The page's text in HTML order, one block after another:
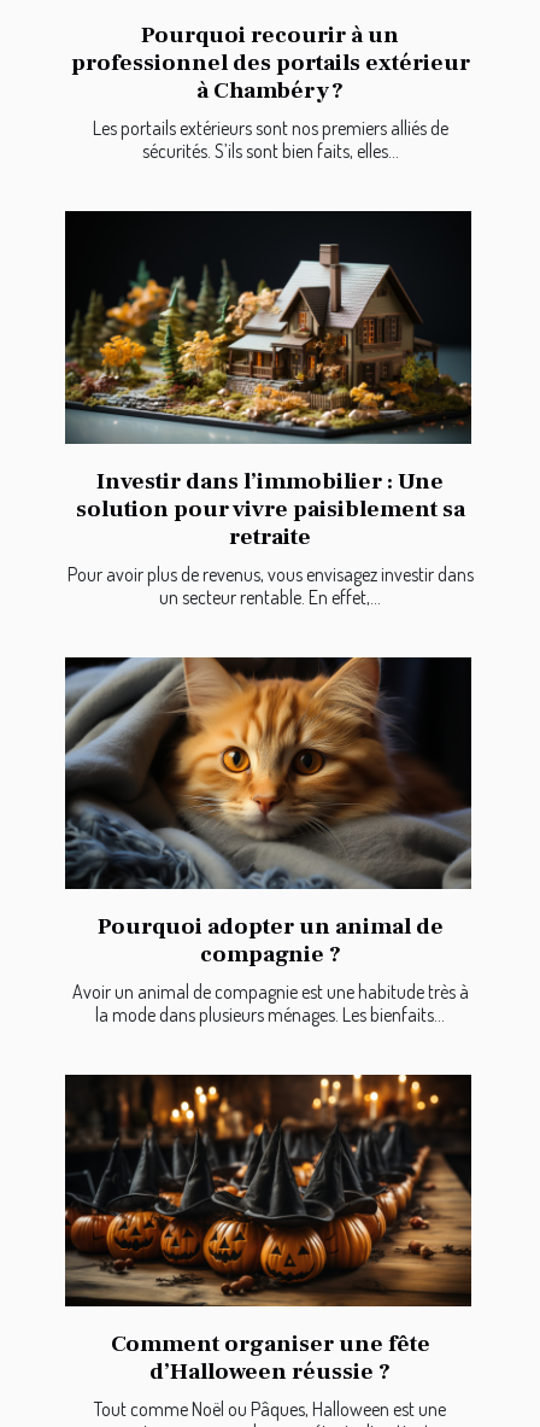
Pourquoi recourir à un
professionnel des portails extérieur
à Chambéry ?
Les portails extérieurs sont nos premiers alliés de
sécurités. S’ils sont bien faits, elles...
Investir dans l’immobilier : Une
solution pour vivre paisiblement sa
retraite
Pour avoir plus de revenus, vous envisagez investir dans
un secteur rentable. En effet,...
Pourquoi adopter un animal de
compagnie ?
Avoir un animal de compagnie est une habitude très à
la mode dans plusieurs ménages. Les bienfaits...
Comment organiser une fête
d’Halloween réussie ?
Tout comme Noël ou Pâques, Halloween est une